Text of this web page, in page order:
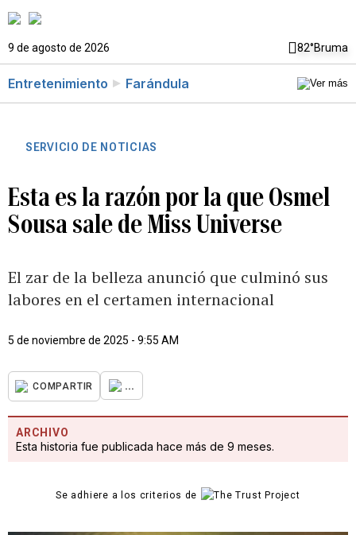
9 de agosto de 2026 82°Bruma
Entretenimiento Farándula
SERVICIO DE NOTICIAS
Esta es la razón por la que Osmel
Sousa sale de Miss Universe
El zar de la belleza anunció que culminó sus
labores en el certamen internacional
5 de noviembre de 2025 - 9:55 AM
COMPARTIR ...
ARCHIVO
Esta historia fue publicada hace más de 9 meses.
Se adhiere a los criterios de